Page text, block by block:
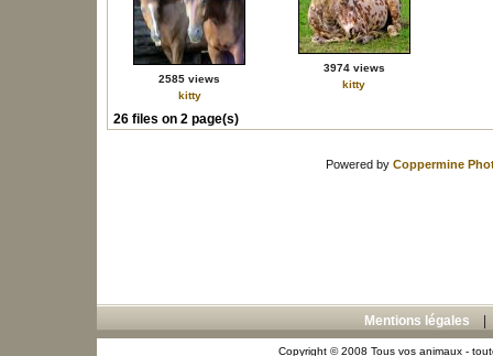
2585 views
kitty
3974 views
kitty
26 files on 2 page(s)
Powered by Coppermine
Mentions légales
Copyright © 2008 Tous vos animaux -